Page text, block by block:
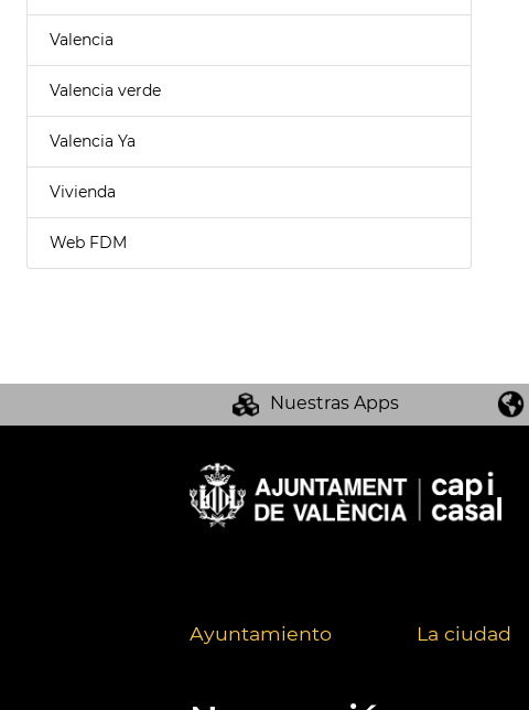
Valencia
Valencia verde
Valencia Ya
Vivienda
Web FDM
Nuestras Apps
Ayuntamiento La ciudad